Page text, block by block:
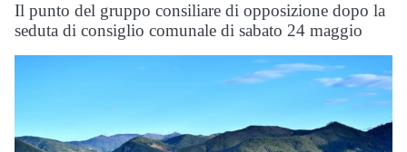
Il punto del gruppo consiliare di opposizione dopo la
seduta di consiglio comunale di sabato 24 maggio